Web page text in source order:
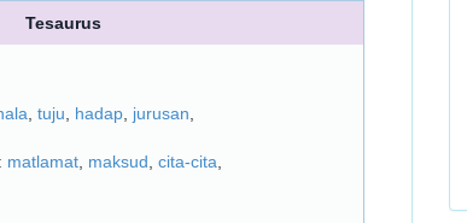
Tesaurus
tuju hadap jurusan
: matlamat maksud cita-cita